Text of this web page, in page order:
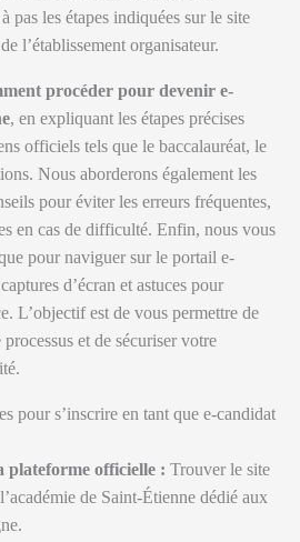
pas les étapes indiquées sur le site
l’établissement organisateur.
procéder pour devenir e-
, en expliquant les étapes précises
officiels tels que le baccalauréat, le
Nous aborderons également les
pour éviter les erreurs fréquentes,
en cas de difficulté. Enfin, nous vous
pour naviguer sur le portail e-
d’écran et astuces pour
L’objectif est de vous permettre de
et de sécuriser votre
pour s’inscrire en tant que e-candidat
plateforme officielle : Trouver le site
de Saint-Étienne dédié aux